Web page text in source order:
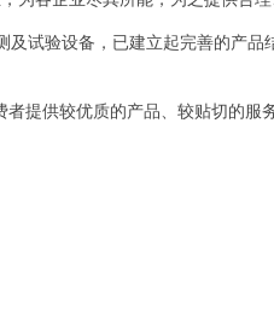
试验设备，已建立起完善的产
提供较优质的产品、较贴切的服